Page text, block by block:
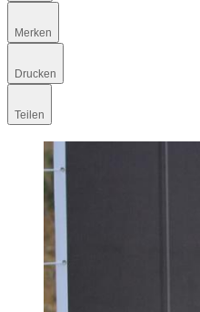
Merken
Drucken
Teilen